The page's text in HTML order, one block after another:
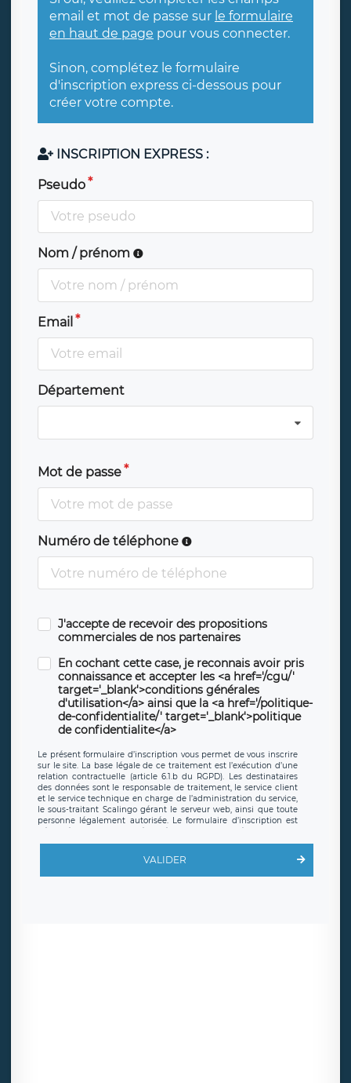
email et mot de passe sur le formulaire
en haut de page pour vous connecter.
Sinon, complétez le formulaire
d'inscription express ci-dessous pour
créer votre compte.
INSCRIPTION EXPRESS :
Pseudo
Nom / prénom
Email
Département
Mot de passe
Numéro de téléphone
J'accepte de recevoir des propositions
commerciales de nos partenaires
En cochant cette case, je reconnais avoir pris
connaissance et accepter les <a href='/cgu/'
target='_blank'>conditions générales
d'utilisation</a> ainsi que la <a href='/politique-
de-confidentialite/' target='_blank'>politique
de confidentialite</a>
Le présent formulaire d’inscription vous permet de vous inscrire
sur le site. La base légale de ce traitement est l’exécution d’une
relation contractuelle (article 6.1.b du RGPD). Les destinataires
des données sont le responsable de traitement, le service client
et le service technique en charge de l’administration du service,
le sous-traitant Scalingo gérant le serveur web, ainsi que toute
personne légalement autorisée. Le formulaire d’inscription est
offrant desclauses de protection conformes au RGPD. Les
en sollicite la suppression, étant entendu que vous pouvez
demander la suppression de vos données et retirer votre
VALIDER